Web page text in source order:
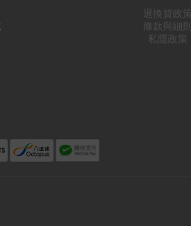
退換貨政策
條款與細則
私隱政策